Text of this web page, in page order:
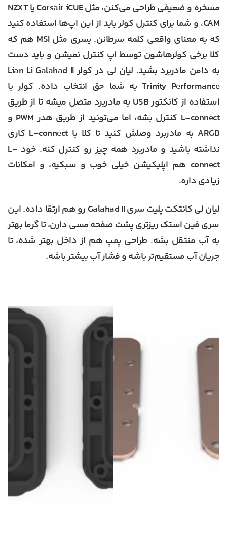
مسخره و ضعیفی طراحی می‌کنن، مثل Corsair iCUE یا NZXT
CAM، و شما برای کنترل کولر باید از این اپ‌ها استفاده کنید
که به معنای واقعی کلمه سرطانن. یسری مثل MSI هم که
کلا برخی کولرهاشون توسط اپ کنترل نمیشن و باید دست
به دامن مادربرد بشید. لیان لی در کولر Lian Li Galahad II
Trinity Performance به شما حق انتخاب داده. کولر با
استفاده از کانکتور USB به مادربرد متصل میشه تا از طریق
L-connect کنترل بشه، اما می‌تونید از طریق هدر PWM و
ARGB به مادربرد وصلش کنید تا کلا با L-connect کاری
نداشته باشید و مادربرد همه چیز رو کنترل کنه. خود L-
connect هم اپلیکیشن خیلی خوب و سبکیه، و امکانات
زیادی داره.
لیان لی کانتکت پلیت سری Galahad II رو هم ارتقا داده. این
سری فین استک ریزتری پشت صفحه مسی دارن، تا گرما بهتر
به آب منتقل بشه. طراحی پمپ هم از داخل بهتر شده، تا
جریان آب مستقیم‌تر باشه و فشار آب بیشتر باشه.